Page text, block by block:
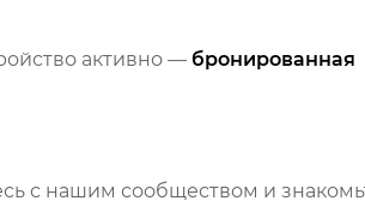
активно — бронированная
с нашим сообществом и